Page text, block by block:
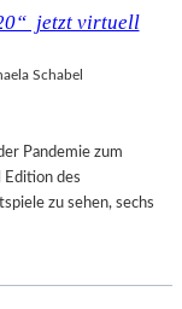
jetzt virtuell
Schabel
Pandemie zum
Edition des
zu sehen, sechs